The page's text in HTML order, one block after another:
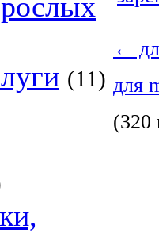
(11)
←
для
(320